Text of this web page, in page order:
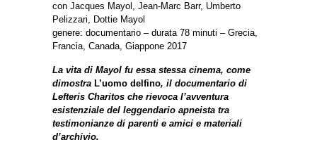
con Jacques Mayol, Jean-Marc Barr, Umberto
Pelizzari, Dottie Mayol
genere: documentario – durata 78 minuti – Grecia,
Francia, Canada, Giappone 2017
La vita di Mayol fu essa stessa cinema, come
dimostra L’uomo delfino, il documentario di
Lefteris Charitos che rievoca l’avventura
esistenziale del leggendario apneista tra
testimonianze di parenti e amici e materiali
d’archivio.